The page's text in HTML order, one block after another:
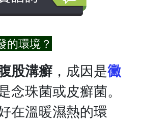
的環境？
股溝癬 ，成因是黴
念珠菌或皮癬菌。
在溫暖濕熱的環